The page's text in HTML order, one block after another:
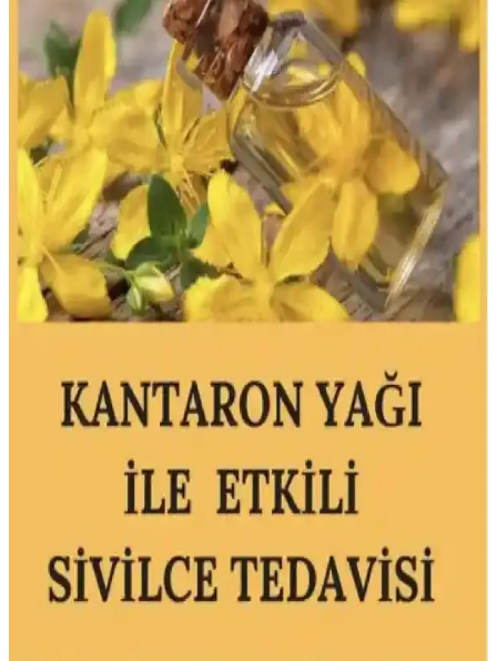
Bebek yağı, nemlendirici ve yatıştırıcı amaçlıdır; bronzlaşmayı
hızlandırmaz. Güvenli güneşlenme için güneş koruyucu kullanmalı,
aşırı güneşten kaçınmalısınız.
Bebek Yağı Saçlara Sürülür mü Güvenlik ve
Uygulama Rehberi
Bebek yağı saçlara sürülebilir mi? Güvenli kullanım için dikkat
edilmesi gerekenler, uygulama teknikleri ve saç sağlığını koruyan
öneriler bu rehberde.
2025'te Bebek Yağıyla Cilt Bakımının 5 Şaşırtıcı
Sırrı
Bebek yağı ile cildinizi derinlemesine nemlendirin ve yenileyin.
2025'te Bebek Yağıyla Cilt Bakımında 5 Şaşırtıcı
Faydası
Bebek yağı ile cildinizi nemlendirin ve tahrişi azaltın. Doğru ürün
seçimi için rehberimizi hemen keşfedin! İnceleyin ve deneyin.
2025'te Bebek Yağı ile Cilt ve Saç Bakımında Şok
Edici 5 Gerçek
Bebek yağıyla cilt ve saç bakımında doğal nemlendirme ve parlaklık
sağlayın. 2025'in bakım sırlarını hemen keşfedin! İnceleyin!